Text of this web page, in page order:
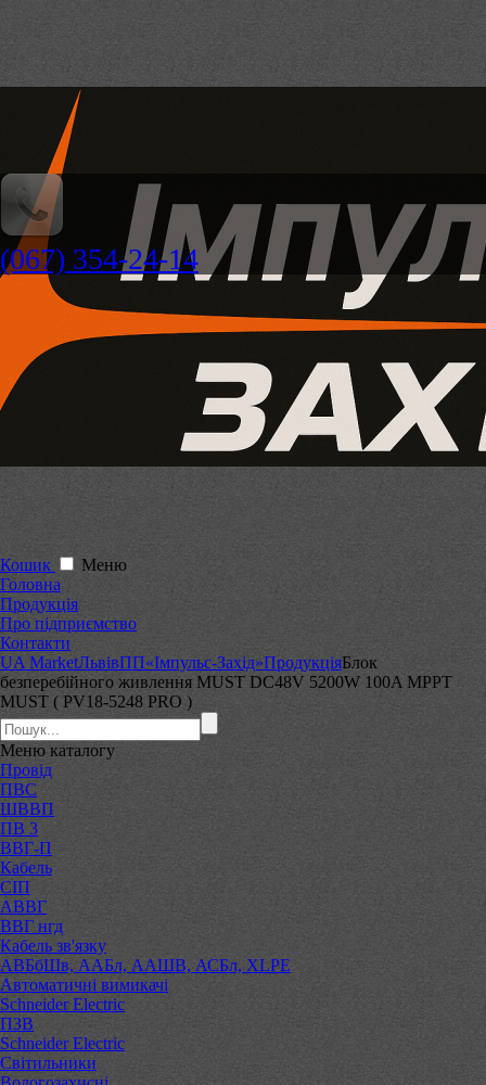
(067) 354-24-14
Кошик
Меню
Головна
Продукція
Про підприємство
Контакти
UA MarketЛьвівПП«Імпульс-Захід»ПродукціяБлок
безперебійного живлення MUST DC48V 5200W 100A MPPT
MUST ( PV18-5248 PRO )
Меню каталогу
Провід
ПВС
ШВВП
ПВ 3
ВВГ-П
Кабель
СІП
АВВГ
ВВГ нгд
Кабель зв'язку
АВБбШв, ААБл, ААШВ, АСБл, XLPE
Автоматичні вимикачі
Schneider Electric
ПЗВ
Schneider Electric
Світильники